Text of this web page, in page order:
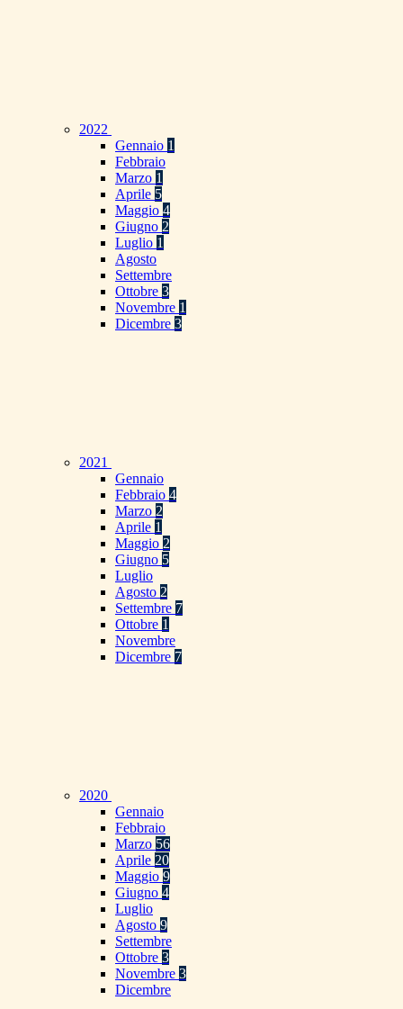
2022
Gennaio 1
Febbraio
Marzo 1
Aprile 5
Maggio 4
Giugno 2
Luglio 1
Agosto
Settembre
Ottobre 3
Novembre 1
Dicembre 3
2021
Gennaio
Febbraio 4
Marzo 2
Aprile 1
Maggio 2
Giugno 5
Luglio
Agosto 2
Settembre 7
Ottobre 1
Novembre
Dicembre 7
2020
Gennaio
Febbraio
Marzo 56
Aprile 20
Maggio 9
Giugno 4
Luglio
Agosto 9
Settembre
Ottobre 3
Novembre 3
Dicembre